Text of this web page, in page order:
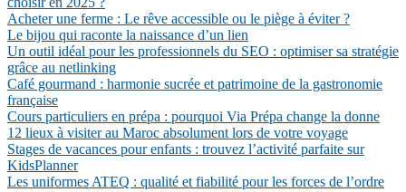
Acheter une ferme : Le rêve accessible ou le piège à éviter ?
Le bijou qui raconte la naissance d’un lien
Un outil idéal pour les professionnels du SEO : optimiser sa stratégie
grâce au netlinking
Café gourmand : harmonie sucrée et patrimoine de la gastronomie
française
Cours particuliers en prépa : pourquoi Via Prépa change la donne
12 lieux à visiter au Maroc absolument lors de votre voyage
Stages de vacances pour enfants : trouvez l’activité parfaite sur
KidsPlanner
Les uniformes ATEQ : qualité et fiabilité pour les forces de l’ordre